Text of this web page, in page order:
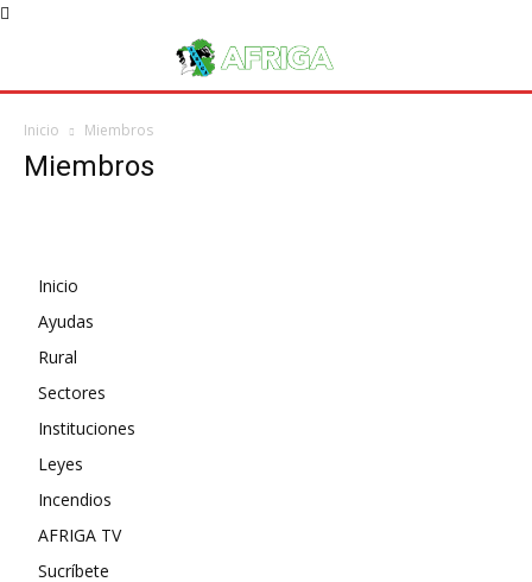
Inicio Miembros
Miembros
Inicio
Ayudas
Rural
Sectores
Instituciones
Leyes
Incendios
AFRIGA TV
Sucríbete